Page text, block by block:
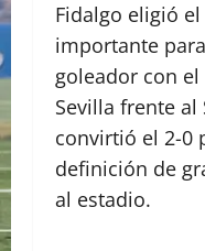
Fidalgo eligió
importante
goleador con
Sevilla frente al
convirtió el 2-0
definición de
al estadio.